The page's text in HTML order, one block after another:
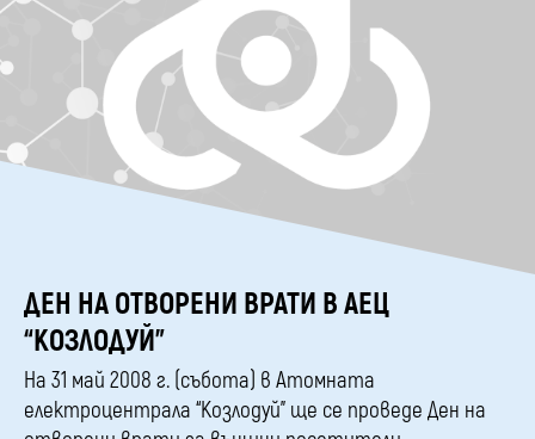
ДЕН НА ОТВОРЕНИ ВРАТИ В АЕЦ
“КОЗЛОДУЙ"
На 31 май 2008 г. (събота) в Атомната
електроцентрала “Козлодуй” ще се проведе Ден на